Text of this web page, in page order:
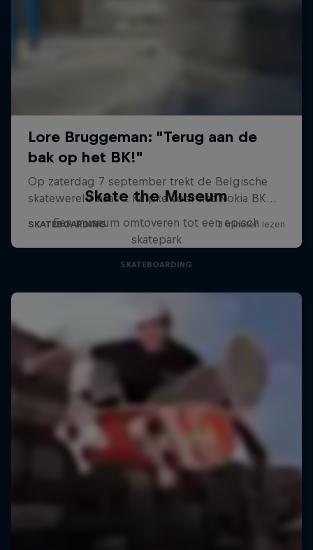
Skate the Museum
Een museum omtoveren tot een episch
skatepark
SKATEBOARDING